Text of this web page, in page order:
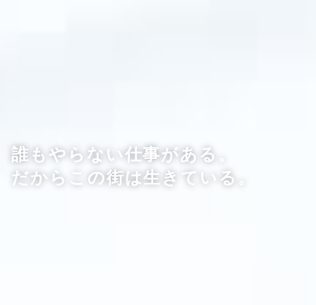
誰もやらない仕事がある。
だからこの街は生きている。